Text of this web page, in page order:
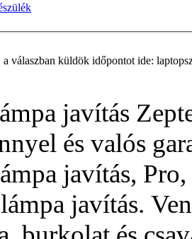
a válaszban küldök időpontot ide:
javítás
és valós
javítás,
javítás.